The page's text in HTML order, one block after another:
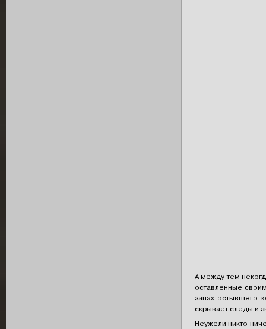
А между тем
оставленные
запах остывшего
скрывает следы и
Неужели никто